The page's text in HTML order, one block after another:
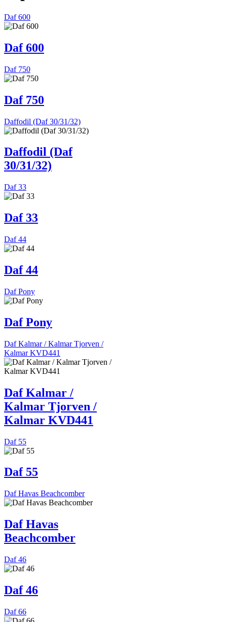
Daf 600
Daf 600
Daf 750
Daf 750
Daffodil (Daf 30/31/32)
Daffodil (Daf
30/31/32)
Daf 33
Daf 33
Daf 44
Daf 44
Daf Pony
Daf Pony
Daf Kalmar / Kalmar Tjorven /
Kalmar KVD441
Daf Kalmar /
Kalmar Tjorven /
Kalmar KVD441
Daf 55
Daf 55
Daf Havas Beachcomber
Daf Havas
Beachcomber
Daf 46
Daf 46
Daf 66